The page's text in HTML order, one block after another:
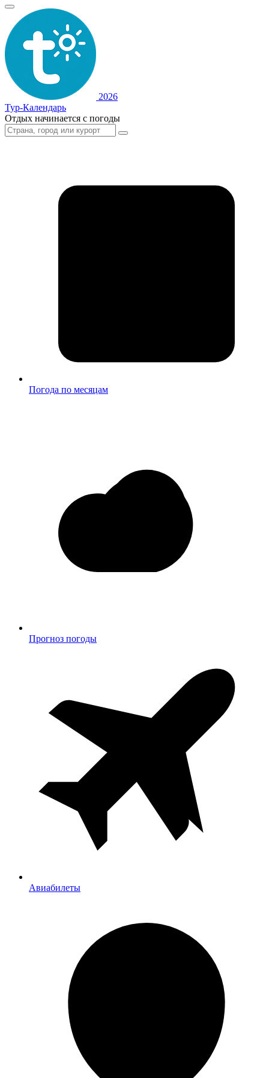
2026
Тур-Календарь
Отдых начинается с погоды
Погода по месяцам
Прогноз погоды
Авиабилеты